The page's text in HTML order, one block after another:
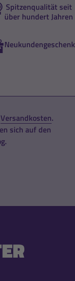
Spitzenqualität seit
über hundert Jahren
Neukundengeschenk
Versandkosten.
sich auf den